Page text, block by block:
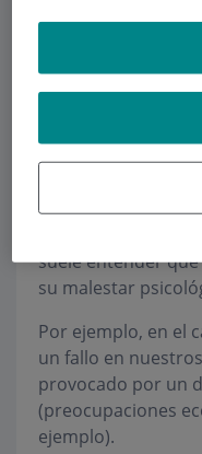
definición
hace referencia a
asociado a
consideran
suele entender
su malestar
Por ejemplo, en el
un fallo en
provocado por un
(preocupaciones
ejemplo).